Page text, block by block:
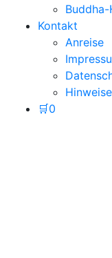
Buddha-
Kontakt
Anreise
🛒0